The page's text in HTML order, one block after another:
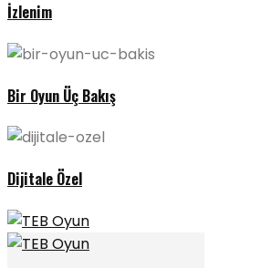
İzlenim
Bir Oyun Üç Bakış
Dijitale Özel